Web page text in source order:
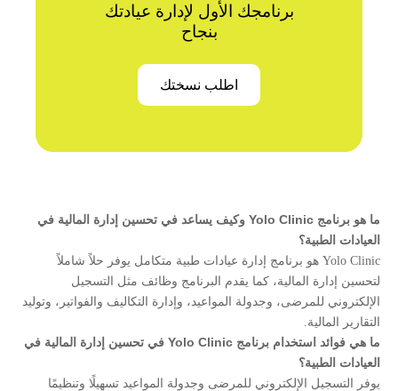
برنامجك الأول لإدارة عيادتك
بنجاح
اطلب نسختك
ما هو برنامج Yolo Clinic وكيف يساعد في تحسين إدارة المالية في
العيادات الطبية؟
Yolo Clinic هو برنامج إدارة عيادات طبية متكامل يوفر حلاً شاملاً
لتحسين إدارة المالية، كما يقدم البرنامج وظائف مثل التسجيل
الإلكتروني للمرضى، وجدولة المواعيد، وإدارة التكاليف والفواتير، وتوليد
التقارير المالية.
ما هي فوائد استخدام برنامج Yolo Clinic في تحسين إدارة المالية في
العيادات الطبية؟
يوفر التسجيل الإلكتروني للمرضى وجدولة المواعيد تسهيلًا وتنظيمًا